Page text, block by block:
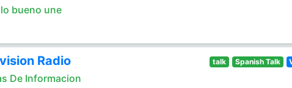
bueno une
Radio
De Informacion
talk Spanish Talk